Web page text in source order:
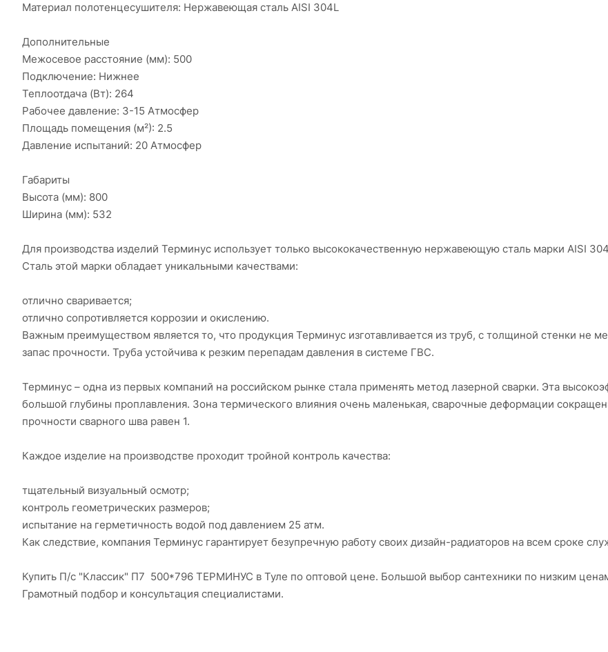
Материал полотенцесушителя: Нержавеющая сталь AISI 304L
Дополнительные
Межосевое расстояние (мм): 500
Подключение: Нижнее
Теплоотдача (Вт): 264
Рабочее давление: 3-15 Атмосфер
Площадь помещения (м²): 2.5
Давление испытаний: 20 Атмосфер
Габариты
Высота (мм): 800
Ширина (мм): 532
Для производства изделий Терминус использует только высококачественную нержавеющую сталь марки AISI
Сталь этой марки обладает уникальными качествами:
отлично сваривается;
отлично сопротивляется коррозии и окислению.
Важным преимуществом является то, что продукция Терминус изготавливается из труб, с толщиной стенки не
запас прочности. Труба устойчива к резким перепадам давления в системе ГВС.
Терминус – одна из первых компаний на российском рынке стала применять метод лазерной сварки. Эта
большой глубины проплавления. Зона термического влияния очень маленькая, сварочные деформации
прочности сварного шва равен 1.
Каждое изделие на производстве проходит тройной контроль качества:
тщательный визуальный осмотр;
контроль геометрических размеров;
испытание на герметичность водой под давлением 25 атм.
Как следствие, компания Терминус гарантирует безупречную работу своих дизайн-радиаторов на всем сроке
Купить П/с "Классик" П7 500*796 ТЕРМИНУС в Туле по оптовой цене. Большой выбор сантехники по низким
Грамотный подбор и консультация специалистами.